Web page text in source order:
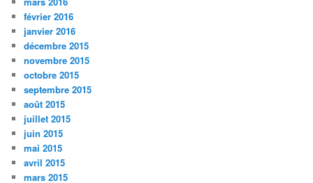
février 2016
janvier 2016
décembre 2015
novembre 2015
octobre 2015
septembre 2015
août 2015
juillet 2015
juin 2015
mai 2015
avril 2015
mars 2015